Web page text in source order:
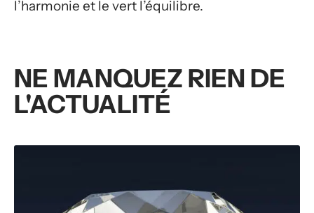
l’harmonie et le vert l’équilibre.
NE MANQUEZ RIEN DE
L'ACTUALITÉ